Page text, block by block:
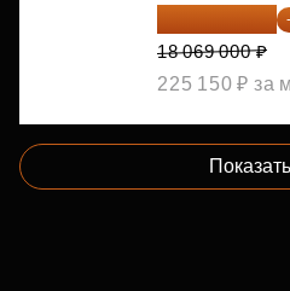
14 274 510 ₽
18 069 000 ₽
225 150 ₽ за